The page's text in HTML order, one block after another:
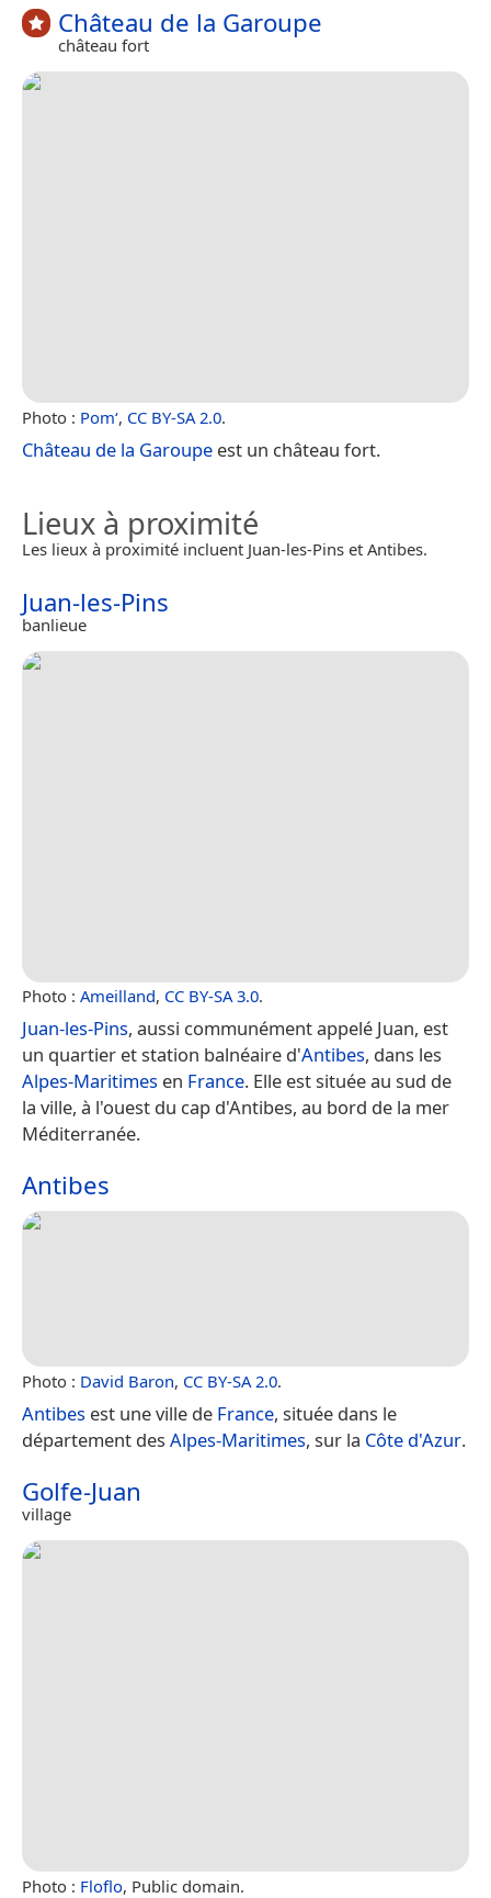
Château de la Garoupe
château fort
Photo : Pom‘, CC BY-SA 2.0.
Château de la Garoupe est un château fort.
Lieux à proximité
Les lieux à proximité incluent Juan-les-Pins et Antibes.
Juan-les-Pins
banlieue
Photo : Ameilland, CC BY-SA 3.0.
Juan-les-Pins, aussi communément appelé Juan, est
un quartier et station balnéaire d'Antibes, dans les
Alpes-Maritimes en France. Elle est située au sud de
la ville, à l'ouest du cap d'Antibes, au bord de la mer
Méditerranée.
Antibes
Photo : David Baron, CC BY-SA 2.0.
Antibes est une ville de France, située dans le
département des Alpes-Maritimes, sur la Côte d'Azur.
Golfe-Juan
village
Photo : Floflo, Public domain.